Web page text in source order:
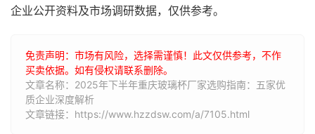
企业公开资料及市场调研数据，仅供参考。
免责声明：市场有风险，选择需谨慎！此文仅供参考，不作
买卖依据。如有侵权请联系删除。
文章名称：2025年下半年重庆玻璃杯厂家选购指南：五家优
质企业深度解析
文章链接：https://www.hzzdsw.com/a/7105.html